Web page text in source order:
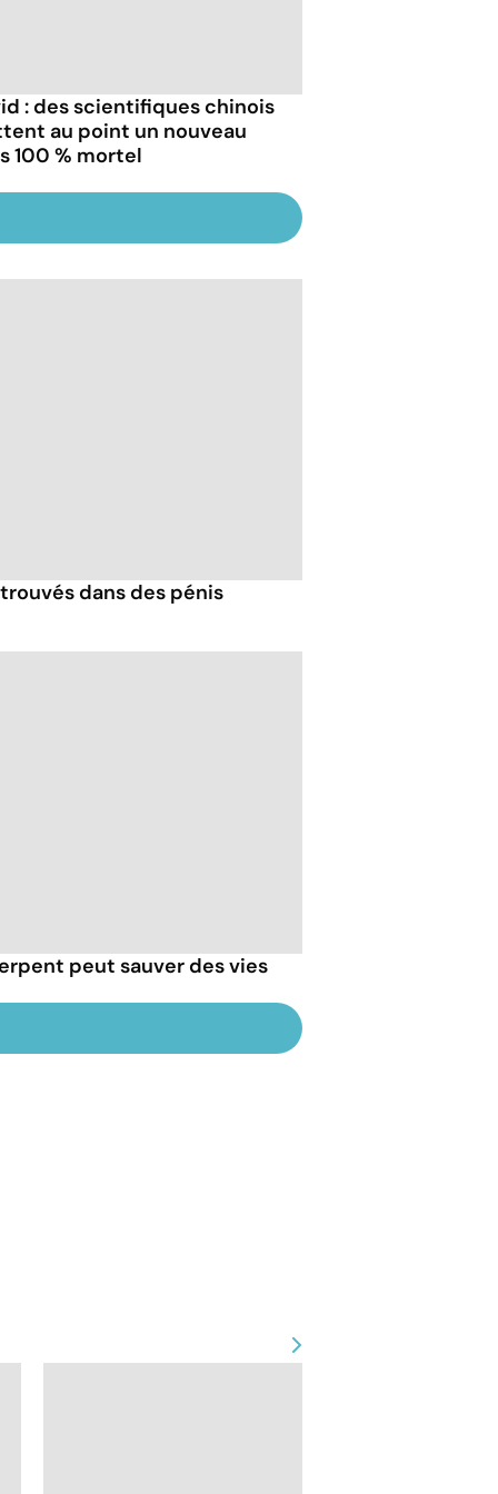
: des scientifiques chinois
au point un nouveau
100 % mortel
dans des pénis
peut sauver des vies